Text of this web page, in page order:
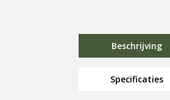
Beschrijving
Specificaties